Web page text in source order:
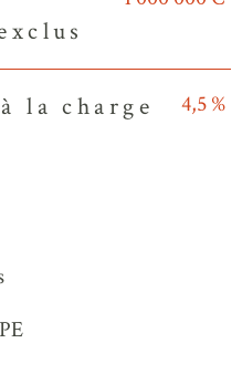
la charge
4,5 %